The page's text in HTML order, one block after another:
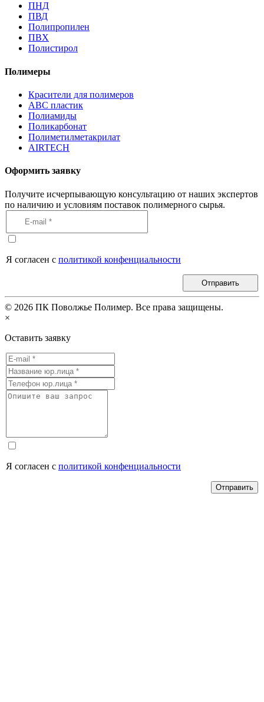
ПНД
ПВД
Полипропилен
ПВХ
Полистирол
Полимеры
Красители для полимеров
АВС пластик
Полиамиды
Поликарбонат
Полиметилметакрилат
AIRTECH
Оформить заявку
Получите исчерпывающую консультацию от наших экспертов
по наличию и условиям поставок полимерного сырья.
Я согласен с политикой конфенциальности
Отправить
© 2026 ПК Поволжье Полимер. Все права защищены.
×
Оставить заявку
Я согласен с политикой конфенциальности
Отправить